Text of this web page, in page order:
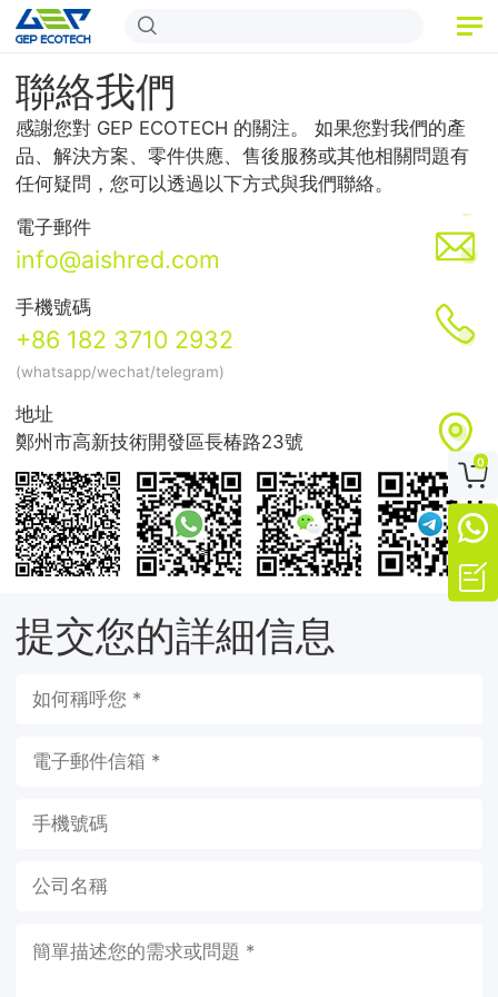
首頁
產品
應用領域
資訊動態
關於我們
聯絡我們
聯絡我們
感謝您對 GEP ECOTECH 的關注。 如果您對我們的產
品、解決方案、零件供應、售後服務或其他相關問題有
任何疑問，您可以透過以下方式與我們聯絡。
電子郵件
info@aishred.com
手機號碼
+86 182 3710 2932
(whatsapp/wechat/telegram)
地址
鄭州市高新技術開發區長椿路23號
提交您的詳細信息

0

